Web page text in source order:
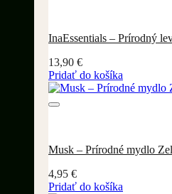
InaEssentials – Prírodný
13,90 €
Pridať do košíka
Musk – Prírodné mydlo
4,95 €
Pridať do košíka